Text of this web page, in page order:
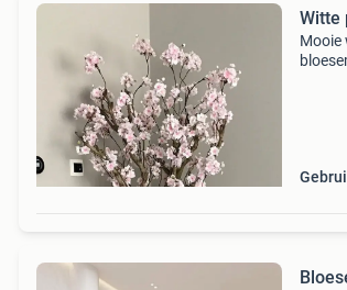
Witte
Mooie